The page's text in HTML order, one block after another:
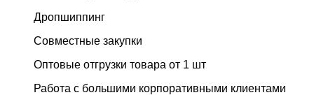
Дропшиппинг
Совместные закупки
Оптовые отгрузки товара от 1 шт
Работа с большими корпоративными клиентами